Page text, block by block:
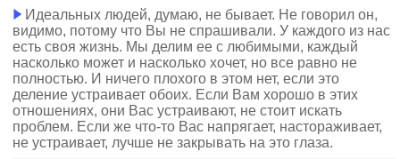
Идеальных людей, думаю, не бывает. Не говорил он,
видимо, потому что Вы не спрашивали. У каждого из нас
есть своя жизнь. Мы делим ее с любимыми, каждый
насколько может и насколько хочет, но все равно не
полностью. И ничего плохого в этом нет, если это
деление устраивает обоих. Если Вам хорошо в этих
отношениях, они Вас устраивают, не стоит искать
проблем. Если же что-то Вас напрягает, настораживает,
не устраивает, лучше не закрывать на это глаза.